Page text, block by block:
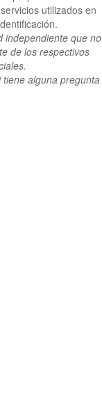
utilizados en
independiente que no
de los respectivos
alguna pregunta